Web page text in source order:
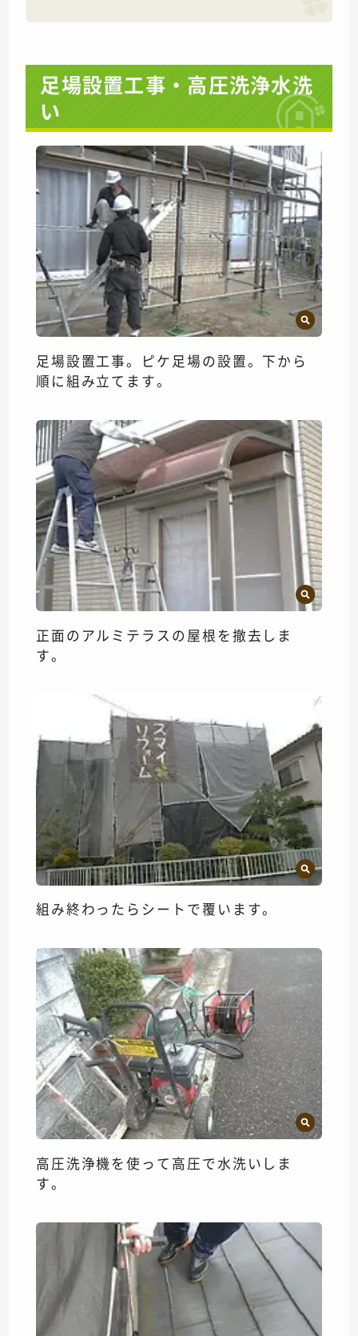
足場設置工事・高圧洗浄水洗
い
足場設置工事。ピケ足場の設置。下から
順に組み立てます。
正面のアルミテラスの屋根を撤去しま
す。
組み終わったらシートで覆います。
高圧洗浄機を使って高圧で水洗いしま
す。